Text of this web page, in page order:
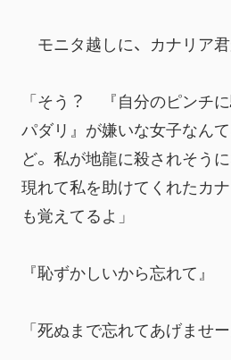
モニタ越しに、カナリア君
「そう？　『自分のピンチ
パダリ』が嫌いな女子なん
ど。私が地龍に殺されそう
現れて私を助けてくれたカ
も覚えてるよ」
『恥ずかしいから忘れて』
「死ぬまで忘れてあげませー